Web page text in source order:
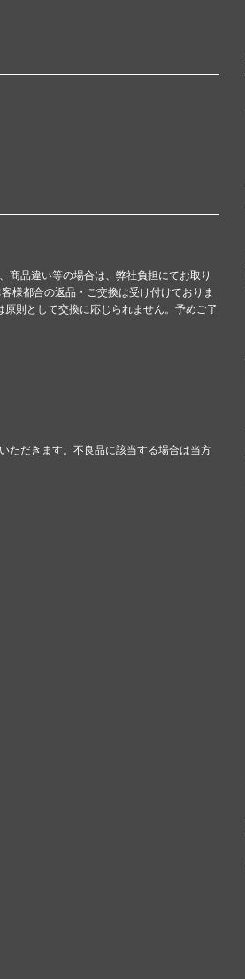
商品違い等の場合は、弊社負担にてお取り
様都合の返品・ご交換は受け付けておりま
則として交換に応じられません。予めご了
ただきます。不良品に該当する場合は当方